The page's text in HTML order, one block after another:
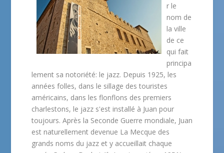
r le
nom de
la ville
de ce
qui fait
principa
lement sa notoriété: le jazz. Depuis 1925, les
années folles, dans le sillage des touristes
américains, dans les flonflons des premiers
charlestons, le jazz s'est installé à Juan pour
toujours. Après la Seconde Guerre mondiale, Juan
est naturellement devenue La Mecque des
grands noms du jazz et y accueillait chaque